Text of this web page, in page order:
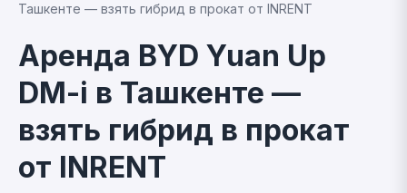
Ташкенте — взять гибрид в прокат от INRENT
Аренда BYD Yuan Up
DM-i в Ташкенте —
взять гибрид в прокат
от INRENT